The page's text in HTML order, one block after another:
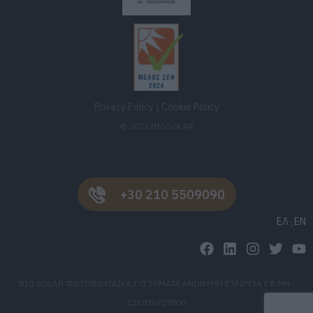
Cookie Policy
+30 210 5509090
ΕΛ EN